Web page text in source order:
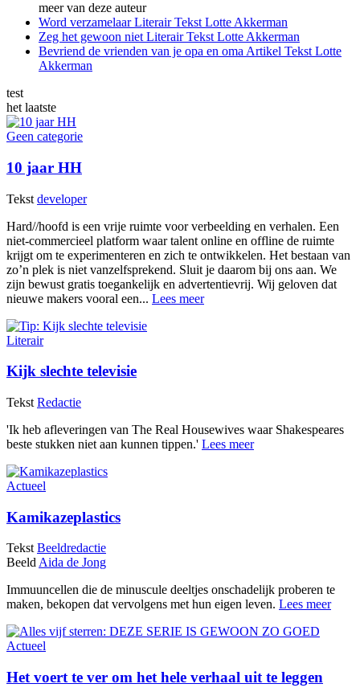
meer van deze auteur
Word verzamelaar Literair Tekst Lotte Akkerman
Zeg het gewoon niet Literair Tekst Lotte Akkerman
Bevriend de vrienden van je opa en oma Artikel Tekst Lotte
Akkerman
test
het laatste
Geen categorie
10 jaar HH
Tekst developer
Hard//hoofd is een vrije ruimte voor verbeelding en verhalen. Een
niet-commercieel platform waar talent online en offline de ruimte
krijgt om te experimenteren en zich te ontwikkelen. Het bestaan van
zo’n plek is niet vanzelfsprekend. Sluit je daarom bij ons aan. We
zijn bewust gratis toegankelijk en advertentievrij. Wij geloven dat
nieuwe makers vooral een... Lees meer
Literair
Kijk slechte televisie
Tekst Redactie
'Ik heb afleveringen van The Real Housewives waar Shakespeares
beste stukken niet aan kunnen tippen.' Lees meer
Actueel
Kamikazeplastics
Tekst Beeldredactie
BeeldAida de Jong
Immuuncellen die de minuscule deeltjes onschadelijk proberen te
maken, bekopen dat vervolgens met hun eigen leven. Lees meer
Actueel
Het voert te ver om het hele verhaal uit te leggen